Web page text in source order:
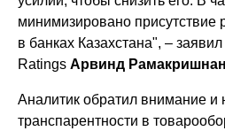
минимизировано присутствие
в банках Казахстана", –
Ratings Арвинд Рамакришнан
Аналитик обратил внимание
транспарентности в